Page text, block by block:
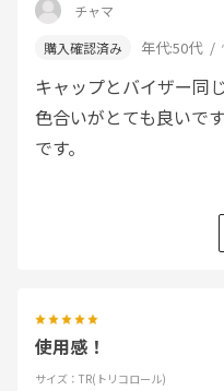
チャマ
年代:50代
キャップとバイザー同
色合いがとても良いで
です。
使用感！
サイズ：TR(トリコロール)